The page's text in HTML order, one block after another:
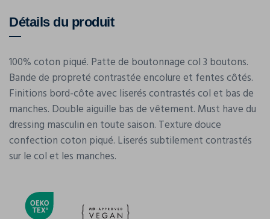
Détails du produit
100% coton piqué. Patte de boutonnage col 3 boutons.
Bande de propreté contrastée encolure et fentes côtés.
Finitions bord-côte avec liserés contrastés col et bas de
manches. Double aiguille bas de vêtement. Must have du
dressing masculin en toute saison. Texture douce
confection coton piqué. Liserés subtilement contrastés
sur le col et les manches.